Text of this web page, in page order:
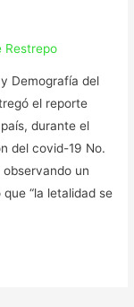
Restrepo
Demografía del
el reporte
durante el
del covid-19 No.
un
“la letalidad se